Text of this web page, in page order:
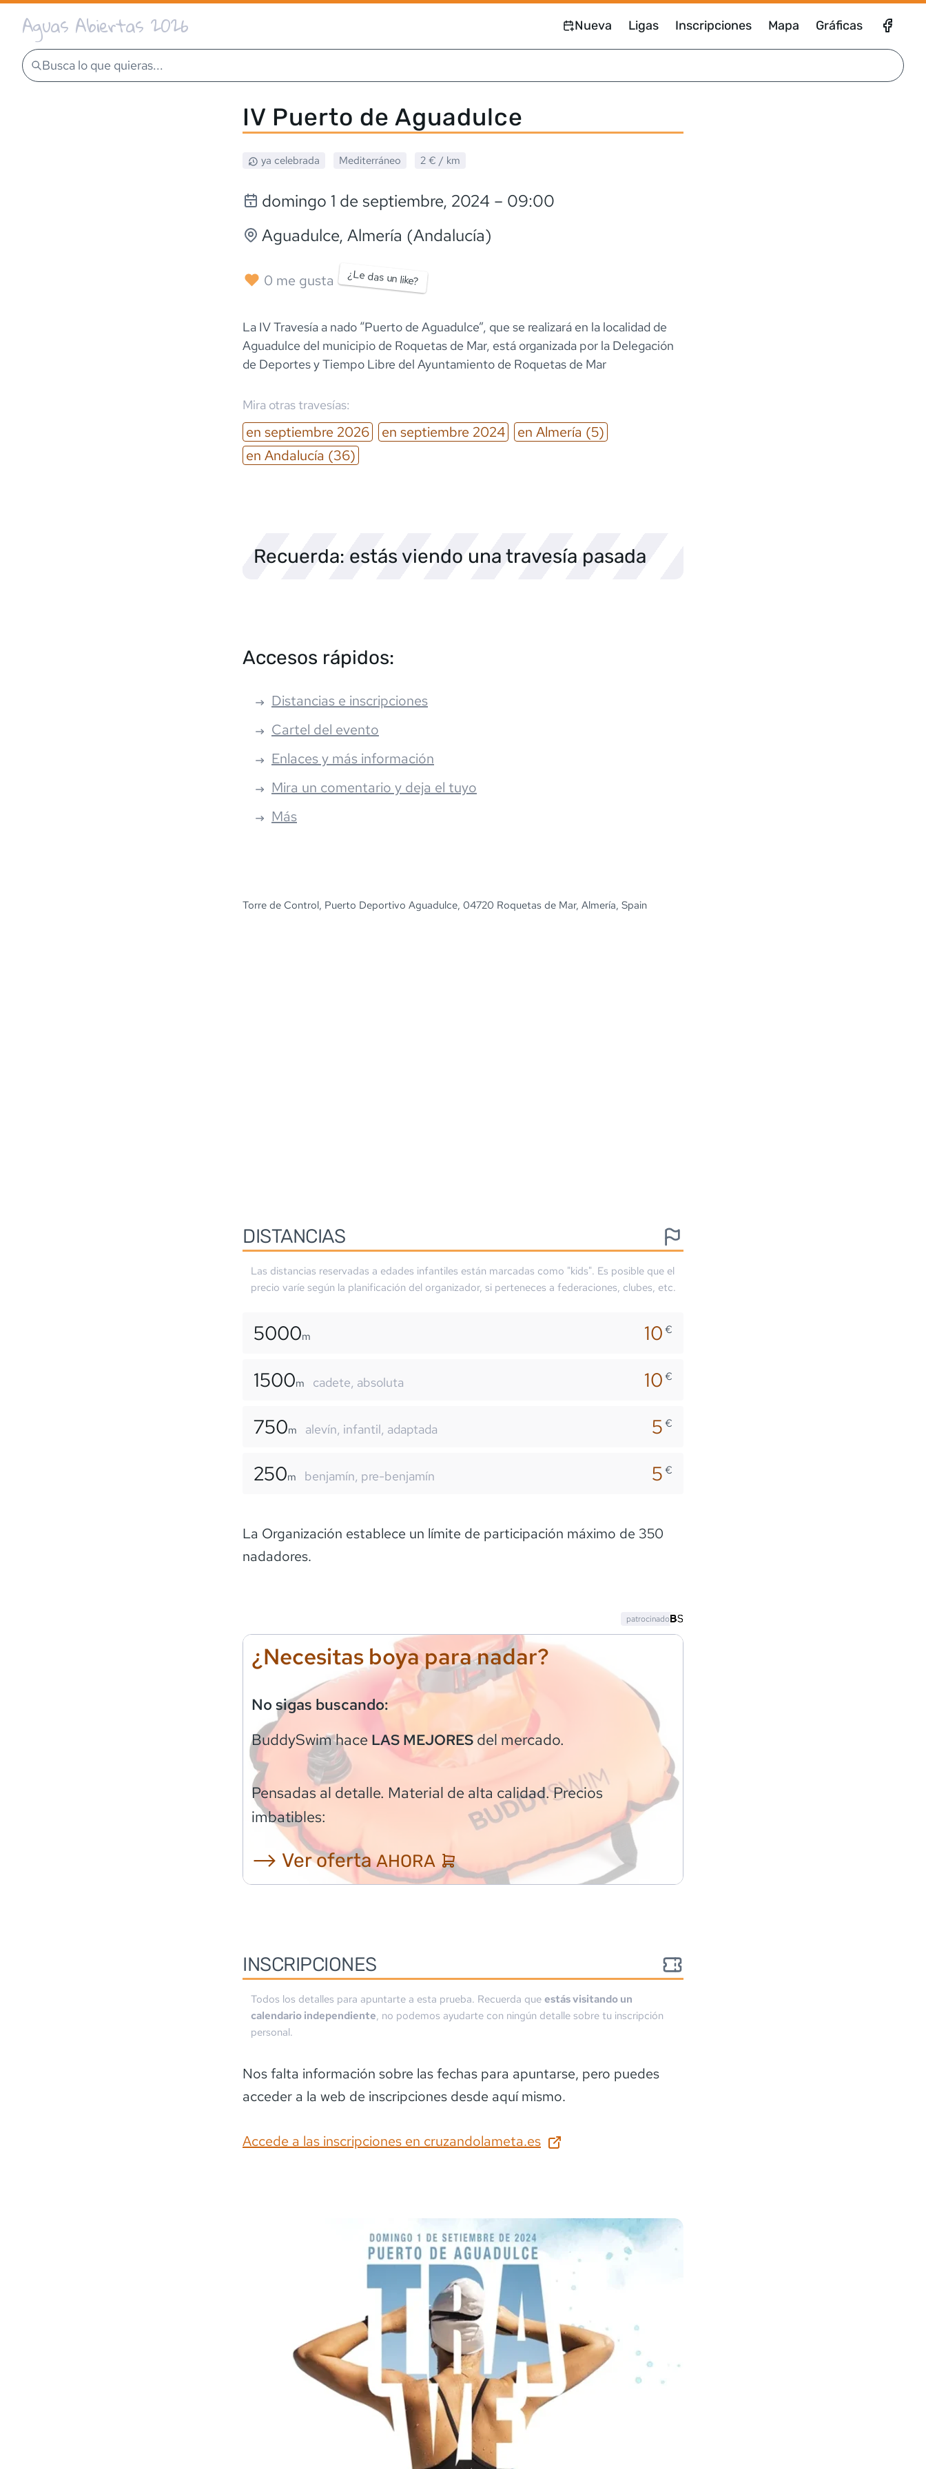
Aguas Abiertas 2026 Nueva Ligas Inscripciones Mapa Gráficas
Busca lo que quieras...
IV Puerto de Aguadulce
ya celebrada Mediterráneo 2 € / km
domingo 1 de septiembre, 2024 – 09:00
Aguadulce, Almería (Andalucía)
0 me gusta ¿Le das un like?
La IV Travesía a nado “Puerto de Aguadulce”, que se realizará en la localidad de
Aguadulce del municipio de Roquetas de Mar, está organizada por la Delegación
de Deportes y Tiempo Libre del Ayuntamiento de Roquetas de Mar
Mira otras travesías:
en septiembre 2026 en septiembre 2024 en Almería (5)
en Andalucía (36)
Recuerda: estás viendo una travesía pasada
Accesos rápidos:
Distancias e inscripciones
Cartel del evento
Enlaces y más información
Mira un comentario y deja el tuyo
Más
Torre de Control, Puerto Deportivo Aguadulce, 04720 Roquetas de Mar, Almería, Spain
DISTANCIAS
Las distancias reservadas a edades infantiles están marcadas como "kids". Es posible que el
precio varíe según la planificación del organizador, si perteneces a federaciones, clubes, etc.
5000m 10€
1500m cadete, absoluta 10€
750m alevín, infantil, adaptada 5€
250m benjamín, pre-benjamín 5€
La Organización establece un límite de participación máximo de 350
nadadores.
¿Necesitas boya para nadar?
No sigas buscando:
BuddySwimhaceLAS MEJORESdel mercado.
Pensadas al detalle. Material de alta calidad. Precios
imbatibles:
⟶ Ver ofertaAHORA
patrocinado
INSCRIPCIONES
Todos los detalles para apuntarte a esta prueba. Recuerda que estás visitando un
calendario independiente, no podemos ayudarte con ningún detalle sobre tu inscripción
personal.
Nos falta información sobre las fechas para apuntarse, pero puedes
acceder a la web de inscripciones desde aquí mismo.
Accede a las inscripciones en cruzandolameta.es